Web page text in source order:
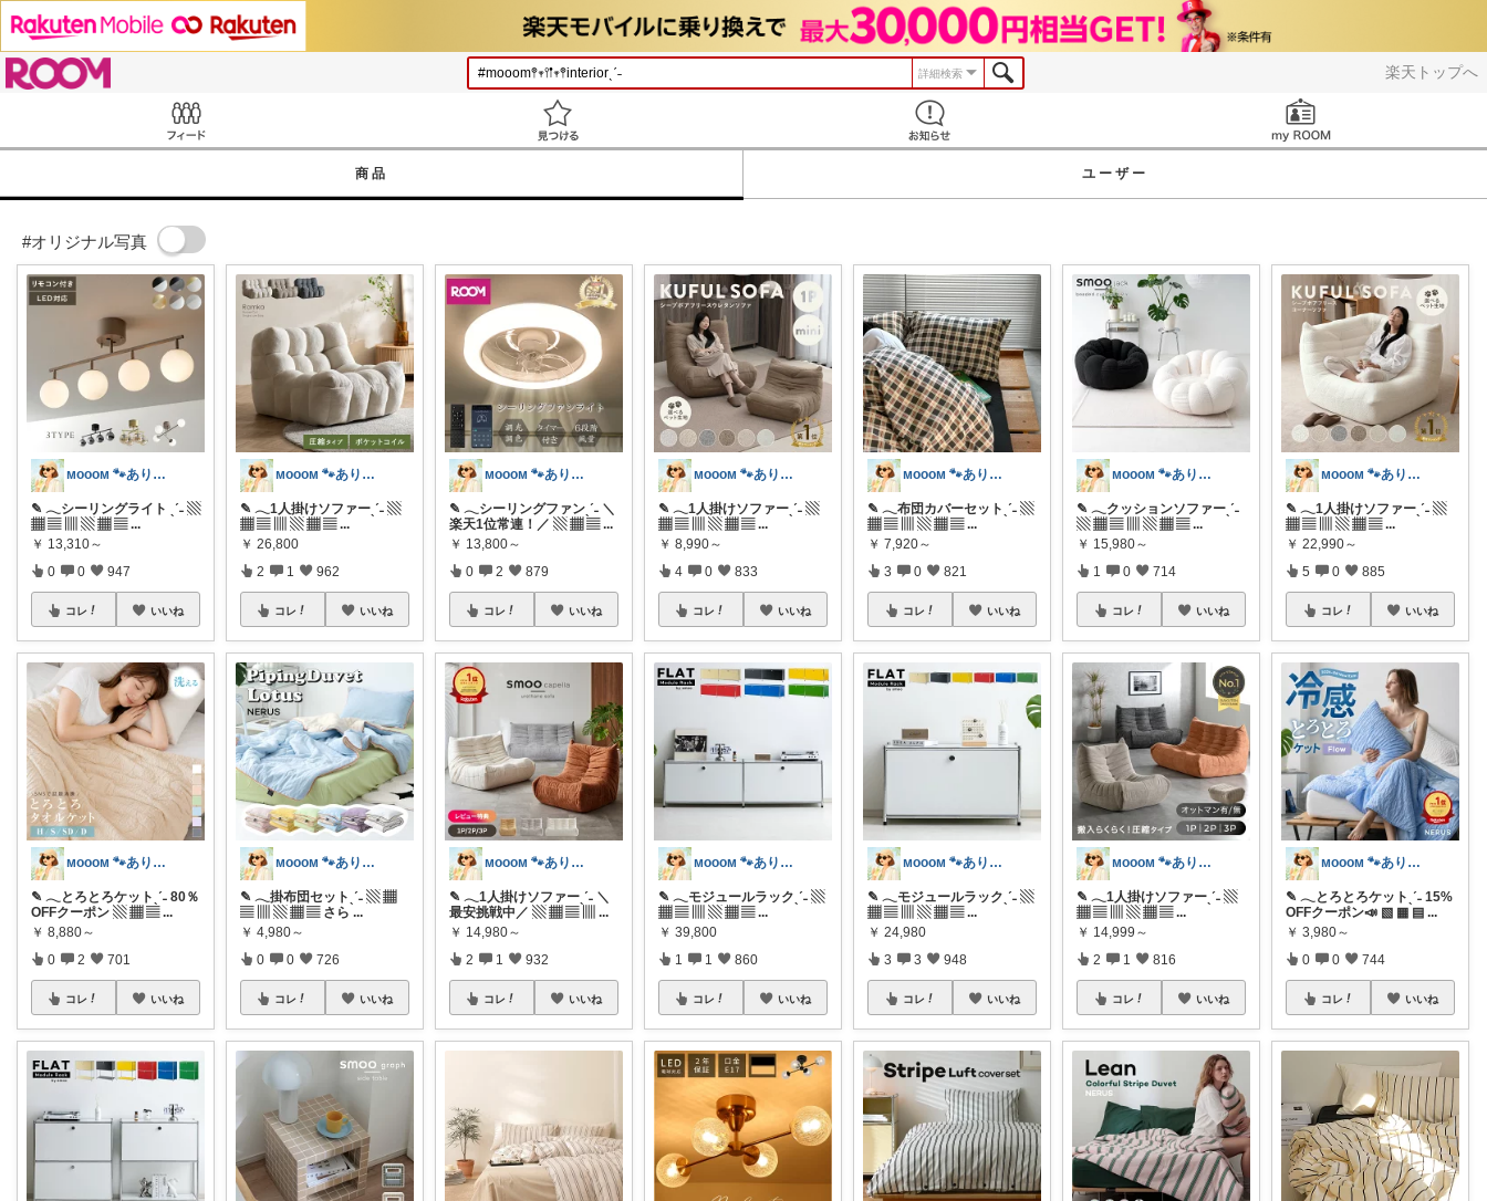
楽天トップへ
詳細検索
商品 ユーザー
#オリジナル写真
ᴍᴏᴏᴏᴍ 🐾ありがとうございます🐹
✎ 𓂃シーリングライト ˎˊ˗ ▧
▦ ▤ ▥ ▧ ▦ ▤...
￥ 13,310～
0 0 947
コレ いいね
ᴍᴏᴏᴏᴍ 🐾ありがとうございます🐹
✎ 𓂃とろとろケットˎˊ˗ 80％
OFFクーポン ▧ ▦ ▤...
￥ 8,880～
0 2 701
コレ いいね
ᴍᴏᴏᴏᴍ 🐾ありがとうございます🐹
✎ 𓂃1人掛けソファーˎˊ˗ ▧
▦ ▤ ▥ ▧ ▦ ▤...
￥ 26,800
2 1 962
コレ いいね
ᴍᴏᴏᴏᴍ 🐾ありがとうございます🐹
✎ 𓂃掛布団セットˎˊ˗ ▧ ▦
▤ ▥ ▧ ▦ ▤ さら ...
￥ 4,980～
0 0 726
コレ いいね
ᴍᴏᴏᴏᴍ 🐾ありがとうございます🐹
✎ 𓂃シーリングファンˎˊ˗ ＼
楽天1位常連！／ ▧ ▦ ▤...
￥ 13,800～
0 2 879
コレ いいね
ᴍᴏᴏᴏᴍ 🐾ありがとうございます🐹
✎ 𓂃1人掛けソファーˎˊ˗ ＼
最安挑戦中／ ▧ ▦ ▤ ▥
...
￥ 14,980～
2 1 932
コレ いいね
ᴍᴏᴏᴏᴍ 🐾ありがとうございます🐹
✎ 𓂃1人掛けソファーˎˊ˗ ▧
▦ ▤ ▥ ▧ ▦ ▤...
￥ 8,990～
4 0 833
コレ いいね
ᴍᴏᴏᴏᴍ 🐾ありがとうございます🐹
✎ 𓂃モジュールラックˎˊ˗ ▧
▦ ▤ ▥ ▧ ▦ ▤...
￥ 39,800
1 1 860
コレ いいね
ᴍᴏᴏᴏᴍ 🐾ありがとうございます🐹
✎ 𓂃布団カバーセットˎˊ˗ ▧
▦ ▤ ▥ ▧ ▦ ▤...
￥ 7,920～
3 0 821
コレ いいね
ᴍᴏᴏᴏᴍ 🐾ありがとうございます🐹
✎ 𓂃モジュールラックˎˊ˗ ▧
▦ ▤ ▥ ▧ ▦ ▤...
￥ 24,980
3 3 948
コレ いいね
ᴍᴏᴏᴏᴍ 🐾ありがとうございます🐹
✎ 𓂃クッションソファーˎˊ˗
▧ ▦ ▤ ▥ ▧ ▦ ▤...
￥ 15,980～
1 0 714
コレ いいね
ᴍᴏᴏᴏᴍ 🐾ありがとうございます🐹
✎ 𓂃1人掛けソファーˎˊ˗ ▧
▦ ▤ ▥ ▧ ▦ ▤...
￥ 14,999～
2 1 816
コレ いいね
ᴍᴏᴏᴏᴍ 🐾ありがとうございます🐹
✎ 𓂃1人掛けソファーˎˊ˗ ▧
▦ ▤ ▥ ▧ ▦ ▤...
￥ 22,990～
5 0 885
コレ いいね
ᴍᴏᴏᴏᴍ 🐾ありがとうございます🐹
✎ 𓂃とろとろケットˎˊ˗ 15%
OFFクーポン📣 ▧ ▦ ▤ ...
￥ 3,980～
0 0 744
コレ いいね